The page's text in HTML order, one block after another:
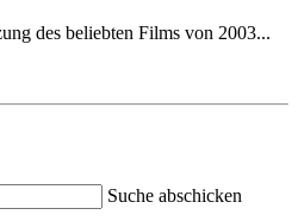
des beliebten Films von 2003...
Suche abschicken